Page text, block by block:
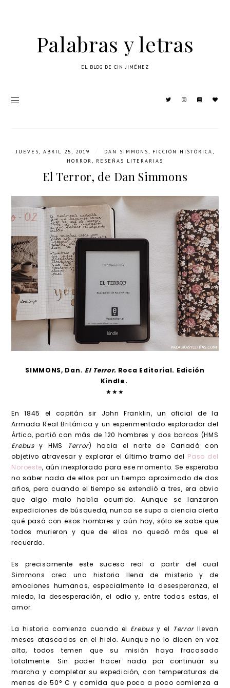
Palabras y letras
EL BLOG DE CIN JIMÉNEZ
JUEVES, ABRIL 25, 2019 DAN SIMMONS, FICCIÓN HISTÓRICA,
HORROR, RESEÑAS LITERARIAS
El Terror, de Dan Simmons
SIMMONS, Dan. El Terror. Roca Editorial. Edición
Kindle.
★★★
En 1845 el capitán sir John Franklin, un oficial de la
Armada Real Británica y un experimentado explorador del
Ártico, partió con más de 120 hombres y dos barcos (HMS
Erebusy HMS Terror) hacia el norte de Canadá con
objetivo atravesar y explorar el último tramo del Paso del
Noroeste, aún inexplorado para ese momento. Se esperaba
no saber nada de ellos por un tiempo aproximado de dos
años, pero cuando el tiempo se extendió a tres, era obvio
que algo malo había ocurrido. Aunque se lanzaron
expediciones de búsqueda, nunca se supo a ciencia cierta
qué pasó con esos hombres y aún hoy, sólo se sabe que
todos murieron y que de ellos no quedó más que el
recuerdo.
Es precisamente este suceso real a partir del cual
Simmons crea una historia llena de misterio y de
emociones humanas, especialmente la desesperanza, el
miedo, la desesperación, el odio y, entre todas estas, el
amor.
La historia comienza cuando el Erebusy el Terrorllevan
meses atascados en el hielo. Aunque no lo dicen en voz
alta, todos temen que su misión haya fracasado
totalmente. Sin poder hacer nada por continuar su
marcha y completar su expedición, con temperaturas de
menos de 50° C y comida que poco a poco comienza a